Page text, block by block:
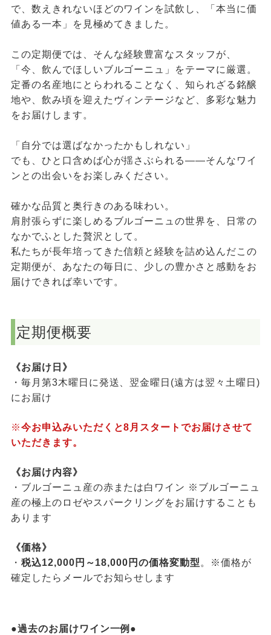
で、数えきれないほどのワインを試飲し、「本当に価
値ある一本」を見極めてきました。
この定期便では、そんな経験豊富なスタッフが、
「今、飲んでほしいブルゴーニュ」をテーマに厳選。
定番の名産地にとらわれることなく、知られざる銘醸
地や、飲み頃を迎えたヴィンテージなど、多彩な魅力
をお届けします。
「自分では選ばなかったかもしれない」
でも、ひと口含めば心が揺さぶられる――そんなワイ
ンとの出会いをお楽しみください。
確かな品質と奥行きのある味わい。
肩肘張らずに楽しめるブルゴーニュの世界を、日常の
なかでふとした贅沢として。
私たちが長年培ってきた信頼と経験を詰め込んだこの
定期便が、あなたの毎日に、少しの豊かさと感動をお
届けできれば幸いです。
定期便概要
《お届け日》
・毎月第3木曜日に発送、翌金曜日(遠方は翌々土曜日)
にお届け
※今お申込みいただくと8月スタートでお届けさせて
いただきます。
《お届け内容》
・ブルゴーニュ産の赤または白ワイン ※ブルゴーニュ
産の極上のロゼやスパークリングをお届けすることも
あります
《価格》
・ 税込12,000円～18,000円の価格変動型 。※価格が
確定したらメールでお知らせします
●過去のお届けワイン一例●